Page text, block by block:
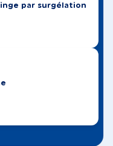
par surgélation